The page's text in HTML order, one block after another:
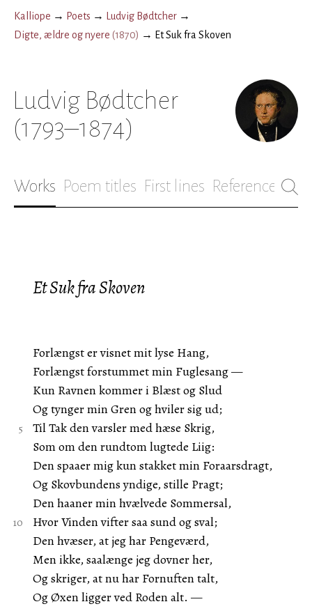
Kalliope → Poets → Ludvig Bødtcher →
Digte, ældre og nyere (1870) → Et Suk fra Skoven
Ludvig Bødtcher
(1793–1874)
Works Poem titles First lines References
Et Suk fra Skoven
Forlængst er visnet mit lyse Hang,
Forlængst forstummet min Fuglesang —
Kun Ravnen kommer i Blæst og Slud
Og tynger min Gren og hviler sig ud;
Til Tak den varsler med hæse Skrig,
Som om den rundtom lugtede Liig:
Den spaaer mig kun stakket min Foraarsdragt,
Og Skovbundens yndige, stille Pragt;
Den haaner min hvælvede Sommersal,
Hvor Vinden vifter saa sund og sval;
Den hvæser, at jeg har Pengeværd,
Men ikke, saalænge jeg dovner her,
Og skriger, at nu har Fornuften talt,
Og Øxen ligger ved Roden alt. —